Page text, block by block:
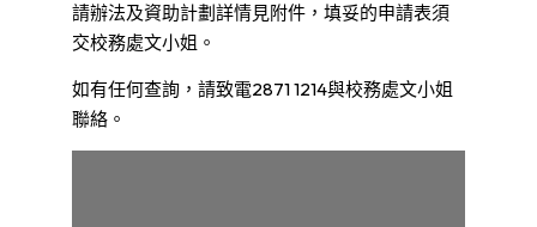
請辦法及資助計劃詳情見附件，填妥的申請表須
交校務處文小姐。
如有任何查詢，請致電2871 1214與校務處文小姐
聯絡。